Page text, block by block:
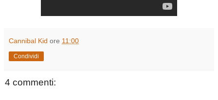
Cannibal Kid ore 11:00
Condividi
4 commenti: